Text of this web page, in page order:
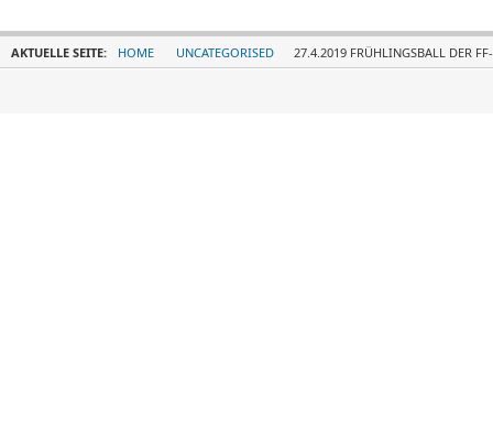
AKTUELLE SEITE: HOME UNCATEGORISED 27.4.2019 FRÜHLINGSBALL DER